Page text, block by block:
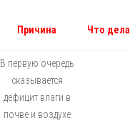
Причина Что
В первую очередь
сказывается
дефицит влаги в
почве и воздухе